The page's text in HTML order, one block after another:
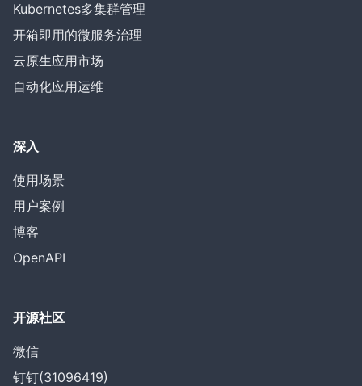
Kubernetes多集群管理
开箱即用的微服务治理
云原生应用市场
自动化应用运维
深入
使用场景
用户案例
博客
OpenAPI
开源社区
微信
钉钉(31096419)